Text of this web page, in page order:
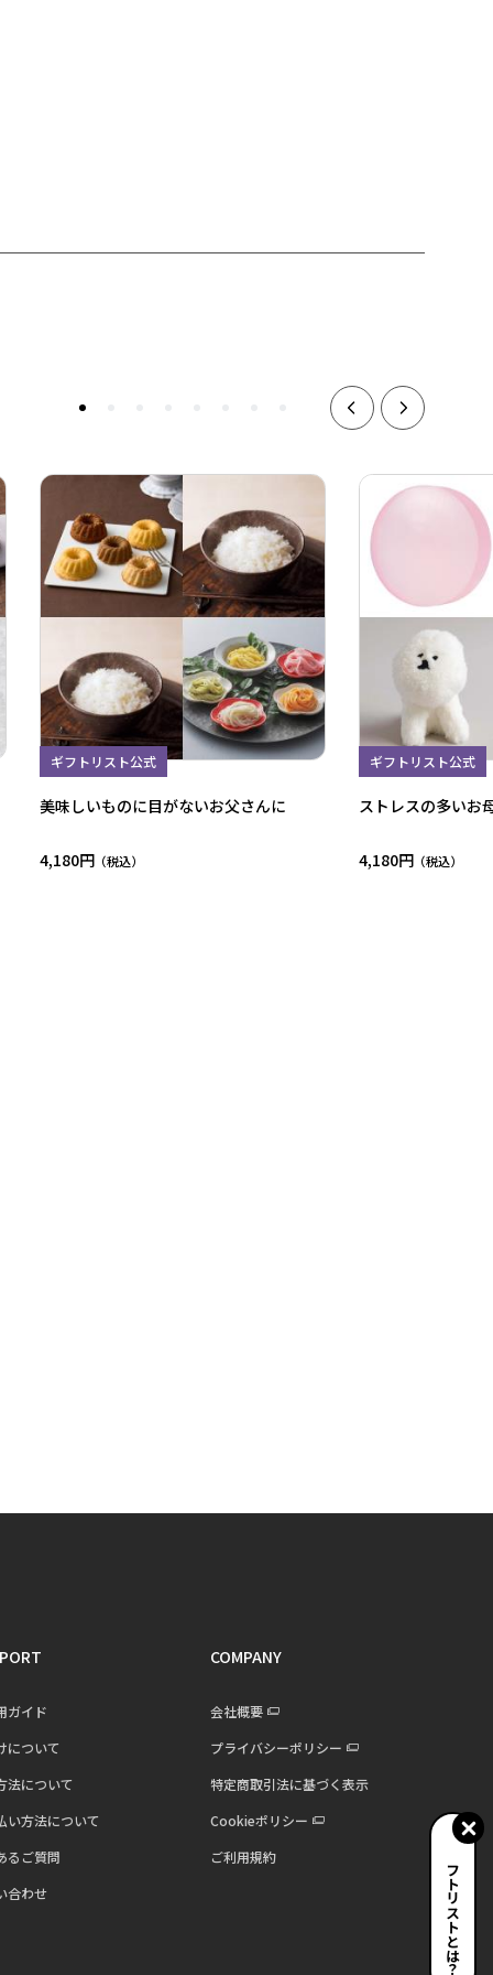
ギフトリスト公式
美味しいものに目がないお父さんに
4,180円
ギフトリスト公式
ストレスの多いお
4,180円
ギフトリストとは？
ガイド
について
法について
い方法について
るご質問
合わせ
COMPANY
会社概要
プライバシーポリシー
特定商取引法に基づく表示
Cookieポリシー
ご利用規約